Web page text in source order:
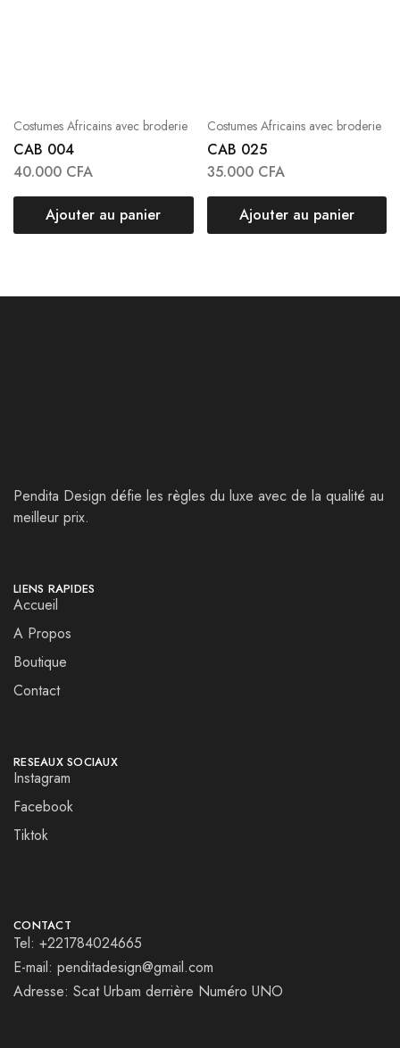
Costumes Africains avec broderie
CAB 004
40.000 CFA
Ajouter au panier
Costumes Africains avec broderie
CAB 025
35.000 CFA
Ajouter au panier
Pendita Design défie les règles du luxe avec de la qualité au
meilleur prix.
LIENS RAPIDES
Accueil
A Propos
Boutique
Contact
RESEAUX SOCIAUX
Instagram
Facebook
Tiktok
CONTACT
Tel: +221784024665
E-mail: penditadesign@gmail.com
Adresse: Scat Urbam derrière Numéro UNO